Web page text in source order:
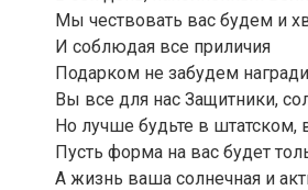
Мы чествовать вас будем и
И соблюдая все приличия
Подарком не забудем
Вы все для нас Защитники,
Но лучше будьте в штатском,
Пусть форма на вас будет
А жизнь ваша солнечная и